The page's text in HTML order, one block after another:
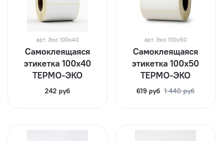
арт. Эко 100х40
Самоклеящаяся
этикетка 100х40
ТЕРМО-ЭКО
242 руб
арт. Эко 100х50
Самоклеящаяся
этикетка 100х50
ТЕРМО-ЭКО
619 руб 1 440 руб